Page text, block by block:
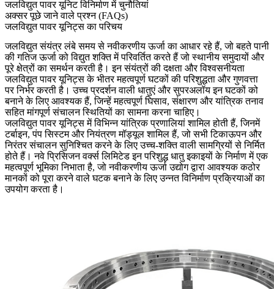
जलविद्युत पावर यूनिट विनिर्माण में चुनौतियां
अक्सर पूछे जाने वाले प्रश्न (FAQs)
जलविद्युत पावर यूनिट्स का परिचय
जलविद्युत संयंत्रलंबे समय से नवीकरणीय ऊर्जा का आधार रहे हैं, जो बहते पानी
की गतिज ऊर्जा को विद्युत शक्ति में परिवर्तित करते हैं जो स्थानीय समुदायों और
पूरे क्षेत्रों का समर्थन करती है। इन संयंत्रों की दक्षता और विश्वसनीयता
जलविद्युत पावर यूनिट्स के भीतर महत्वपूर्ण घटकों की परिशुद्धता और गुणवत्ता
पर निर्भर करती है। उच्च प्रदर्शन वाली धातुएं औरसुपरअलॉयइन घटकों को
बनाने के लिए आवश्यक हैं, जिन्हें महत्वपूर्ण घिसाव, संक्षारण और यांत्रिक तनाव
सहित मांगपूर्ण संचालन स्थितियों का सामना करना चाहिए।
जलविद्युत पावर यूनिट्स में विभिन्न यांत्रिक प्रणालियां शामिल होती हैं, जिनमें
टर्बाइन, पंप सिस्टम और नियंत्रण मॉड्यूल शामिल हैं, जो सभी टिकाऊपन और
निरंतर संचालन सुनिश्चित करने के लिए उच्च-शक्ति वाली सामग्रियों से निर्मित
होते हैं। नवे प्रिसिजन वर्क्स लिमिटेड इन परिशुद्ध धातु इकाइयों के निर्माण में एक
महत्वपूर्ण भूमिका निभाता है, जो नवीकरणीय ऊर्जा उद्योग द्वारा आवश्यक कठोर
मानकों को पूरा करने वाले घटक बनाने के लिए उन्नत विनिर्माण प्रक्रियाओं का
उपयोग करता है।